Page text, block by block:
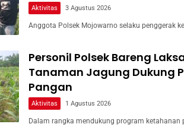
Aktivitas 3 Agustus 2026
Anggota Polsek Mojowarno selaku penggerak
Personil Polsek Bareng
Tanaman Jagung Dukung
Pangan
Aktivitas 1 Agustus 2026
Dalam rangka mendukung program ketahanan